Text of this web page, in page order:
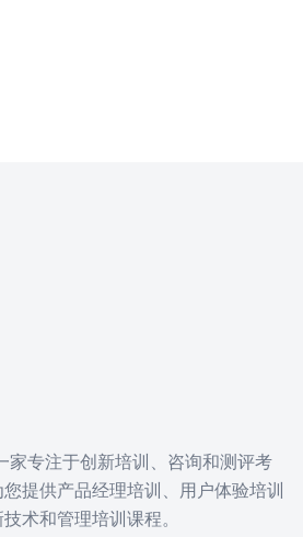
家专注于创新培训、咨询和测评考
提供产品经理培训、用户体验培训
术和管理培训课程。